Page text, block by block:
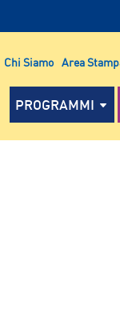
Chi Siamo Area
PROGRAMMI